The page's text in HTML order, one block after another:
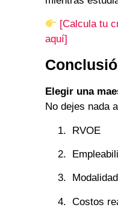
[Calcula tu
aquí]
Elegir una
No dejes nada
RVOE
Costos